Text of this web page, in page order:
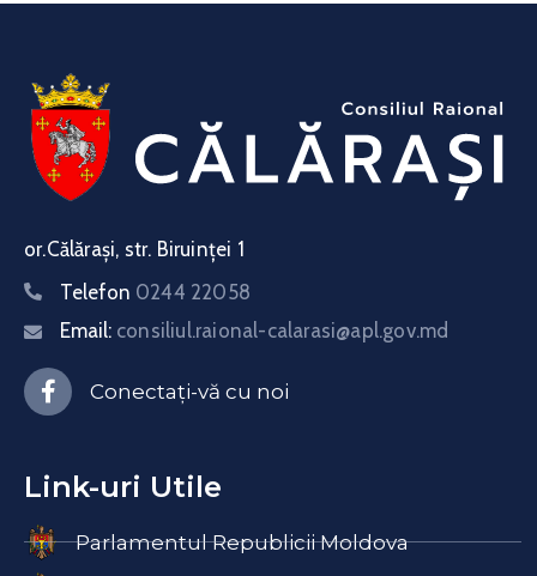
or.Călărași, str. Biruinței 1
Telefon 0244 22058
Email: consiliul.raional-calarasi@apl.gov.md
Conectați-vă cu noi
Link-uri Utile
Parlamentul Republicii Moldova